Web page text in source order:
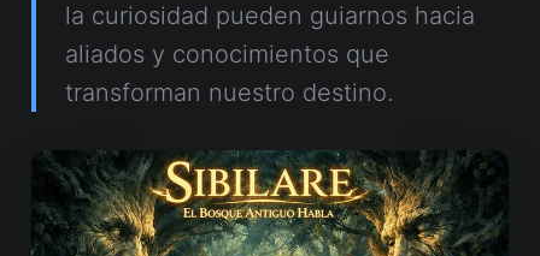
la curiosidad pueden guiarnos hacia
aliados y conocimientos que
transforman nuestro destino.